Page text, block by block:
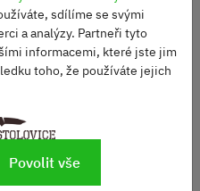
sdílíme se svými
a analýzy. Partneři tyto
informacemi, které jste jim
toho, že používáte jejich
Povolit vše